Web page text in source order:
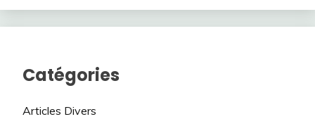
Catégories
Articles Divers